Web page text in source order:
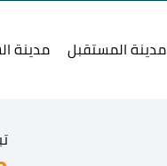
مدينة المستقبل مدينة